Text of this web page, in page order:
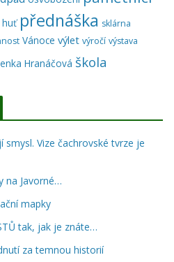
huť přednáška sklárna
Vánoce výlet výročí výstava
Hranáčová škola
smysl. Vize čachrovské tvrze je
na Javorné…
mapky
tak, jak je znáte…
za temnou historií